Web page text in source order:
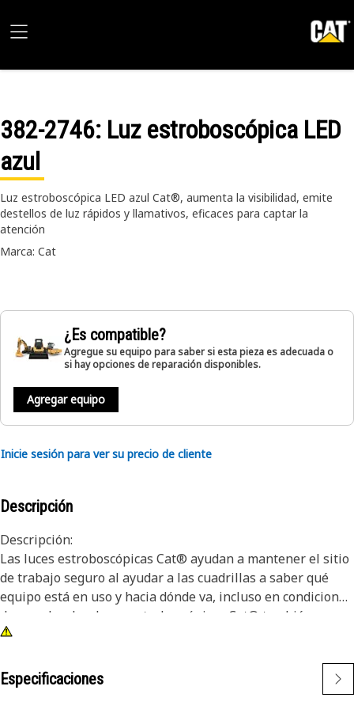
382-2746: Luz estroboscópica LED
azul
Luz estroboscópica LED azul Cat®, aumenta la visibilidad, emite
destellos de luz rápidos y llamativos, eficaces para captar la
atención
Marca: Cat
¿Es compatible?
Agregue su equipo para saber si esta pieza es adecuada o
si hay opciones de reparación disponibles.
Agregar equipo
Inicie sesión para ver su precio de cliente
Descripción
Descripción:
Las luces estroboscópicas Cat® ayudan a mantener el sitio
de trabajo seguro al ayudar a las cuadrillas a saber qué
equipo está en uso y hacia dónde va, incluso en condiciones
de poca luz. Las luces estroboscópicas Cat® también
ofrecen luces extra brillantes que ayudan a servir como
resistentes a las vibraciones y pueden soportar casi
cualquier condición del sitio de trabajo.
Especificaciones